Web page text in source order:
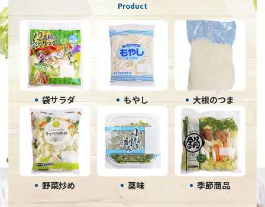
Product
袋サラダ もやし 大根のつま
野菜炒め 薬味 季節商品